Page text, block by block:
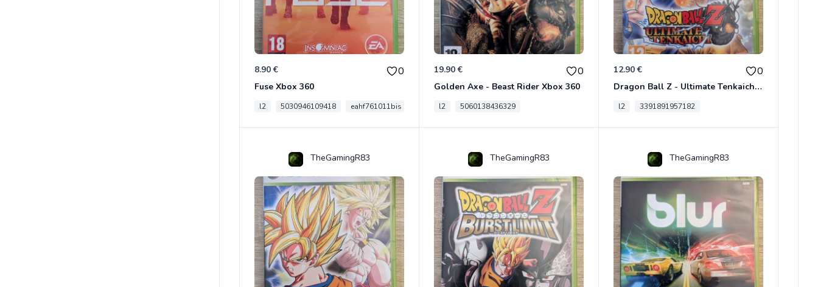
8.90 € 0
Fuse Xbox 360
l2 5030946109418 eahf761011bis
19.90 € 0
Golden Axe - Beast Rider Xbox 360
l2 5060138436329
12.90 € 0
Dragon Ball Z - Ultimate Tenkaichi Xbox 360
l2 3391891957182
TheGamingR83 TheGamingR83 TheGamingR83